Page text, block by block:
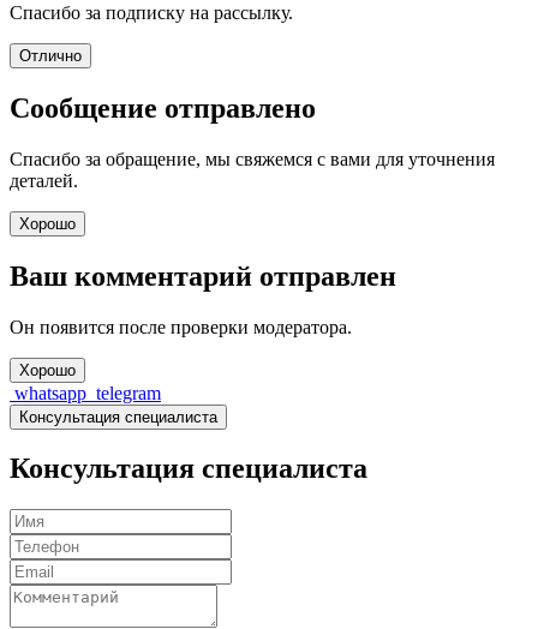
Спасибо за подписку на рассылку.
Отлично
Сообщение отправлено
Спасибо за обращение, мы свяжемся с вами для уточнения
деталей.
Хорошо
Ваш комментарий отправлен
Он появится после проверки модератора.
Хорошо
whatsapp telegram
Консультация специалиста
Консультация специалиста